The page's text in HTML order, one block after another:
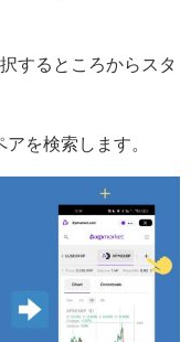
するところからスタ
を検索します。